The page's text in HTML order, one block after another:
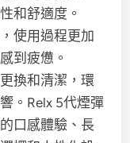
和舒適度。
使用過程更加
到疲憊。
換和清潔，環
。Relx 5代煙彈
口感體驗、長